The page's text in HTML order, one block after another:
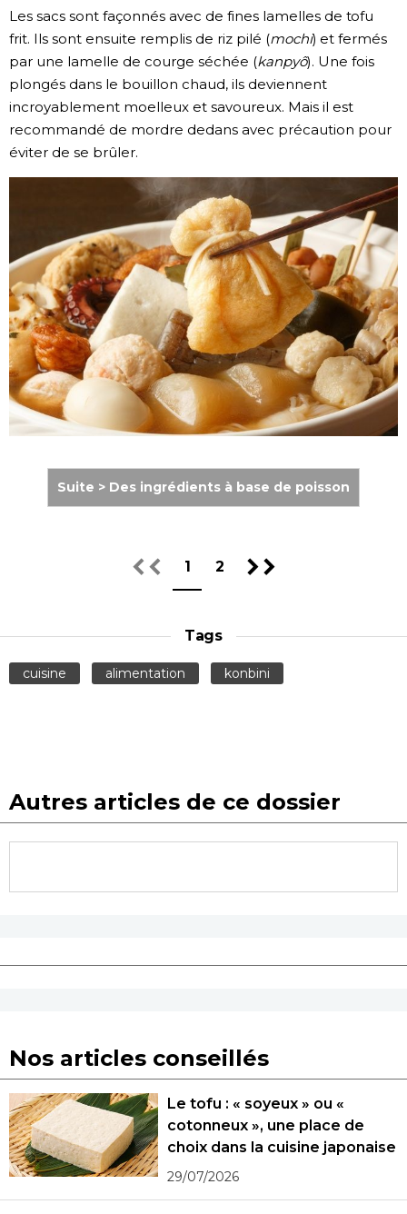
Les sacs sont façonnés avec de fines lamelles de tofu
frit. Ils sont ensuite remplis de riz pilé (mochi) et fermés
par une lamelle de courge séchée (kanpyô). Une fois
plongés dans le bouillon chaud, ils deviennent
incroyablement moelleux et savoureux. Mais il est
recommandé de mordre dedans avec précaution pour
éviter de se brûler.
Suite > Des ingrédients à base de poisson
1 2
Tags
cuisine alimentation konbini
Autres articles de ce dossier
Nos articles conseillés
Le tofu : « soyeux » ou «
cotonneux », une place de
choix dans la cuisine japonaise
29/07/2026